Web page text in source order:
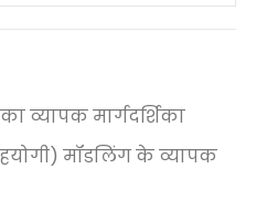
व्यापक मार्गदर्शिका
मॉडलिंग के व्यापक